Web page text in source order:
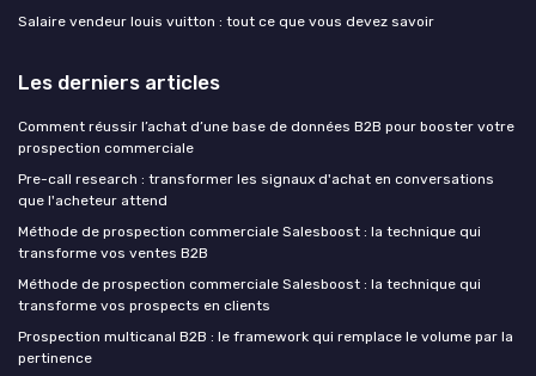
Salaire vendeur louis vuitton : tout ce que vous devez savoir
Les derniers articles
Comment réussir l’achat d’une base de données B2B pour booster votre
prospection commerciale
Pre-call research : transformer les signaux d'achat en conversations
que l'acheteur attend
Méthode de prospection commerciale Salesboost : la technique qui
transforme vos ventes B2B
Méthode de prospection commerciale Salesboost : la technique qui
transforme vos prospects en clients
Prospection multicanal B2B : le framework qui remplace le volume par la
pertinence